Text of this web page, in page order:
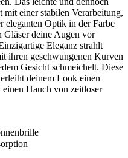
einer stabilen Verarbeitung,
eleganten Optik in der Farbe
Gläser deine Augen vor
Eleganz strahlt
ihren geschwungenen Kurven
Gesicht schmeichelt. Diese
deinem Look einen
einen Hauch von zeitloser